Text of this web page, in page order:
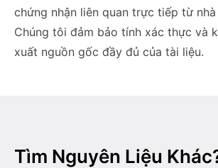
chứng nhận liên quan trực tiếp từ nhà
Chúng tôi đảm bảo tính xác thực và
xuất nguồn gốc đầy đủ của tài liệu.
Tìm Nguyên Liệu